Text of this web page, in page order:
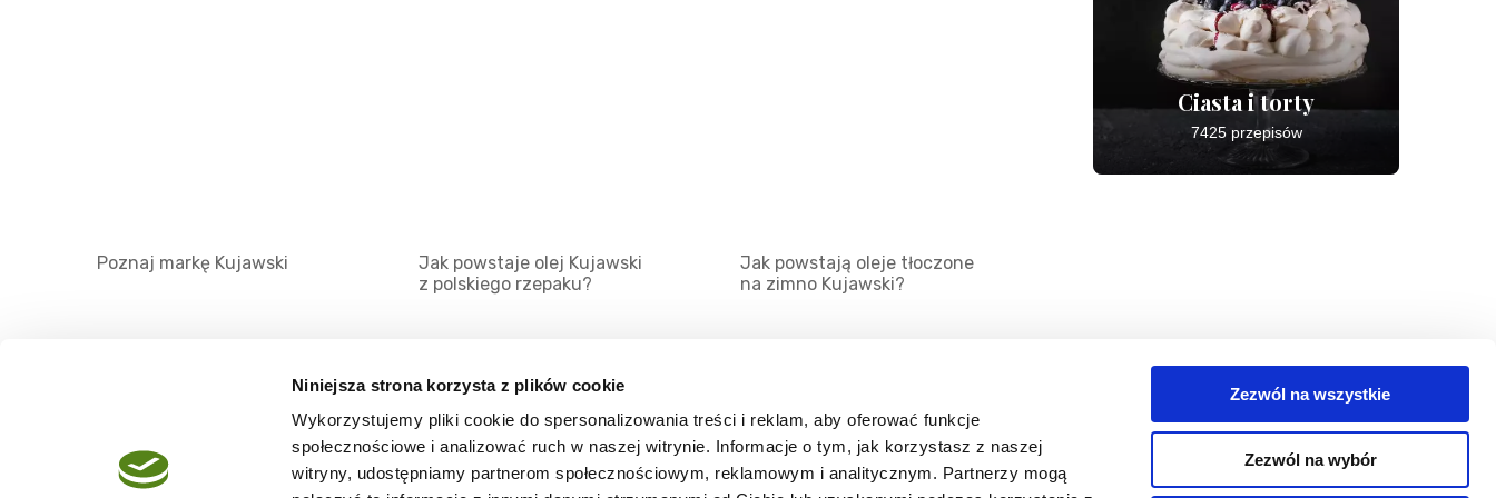
Niniejsza strona korzysta z plików cookie
Wykorzystujemy pliki cookie do spersonalizowania treści i reklam, aby oferować funkcje
społecznościowe i analizować ruch w naszej witrynie. Informacje o tym, jak korzystasz z naszej
witryny, udostępniamy partnerom społecznościowym, reklamowym i analitycznym. Partnerzy mogą
Zezwól na wszystkie
Zezwól na wybór
Ciasta i torty
7425 przepisów
Poznaj markę Kujawski
Jak powstaje olej Kujawski
z polskiego rzepaku?
Jak powstają oleje tłoczone
na zimno Kujawski?
Regulamin
Mapa serwisu
Kanały RSS
Kategorie
Kontakt